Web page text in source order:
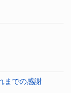
までの感謝